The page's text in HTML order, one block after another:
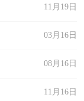
11月19日
03月16日
08月16日
11月16日